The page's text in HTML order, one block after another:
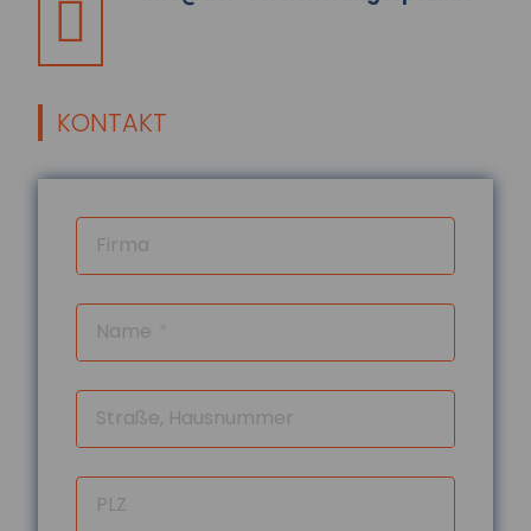
sich selbst aus
Im Schnitt wenden Menschen in
sind Kleid...
mehr...
04.08.2026
Digitalisierung und
Flexibilisierung im
Führerscheinerwerb
Die Bundesregierung plant eine Reform
der Fahrschulausbildung. Der
Präsenzpflicht für...
KONTAKT
Firma
Name
Straße, Hausnummer
PLZ